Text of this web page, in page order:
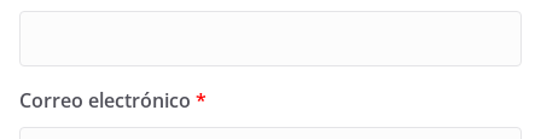
Correo electrónico *